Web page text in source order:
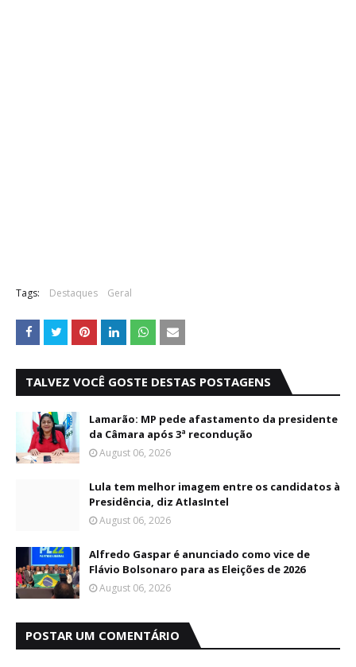
Tags: Destaques Geral
TALVEZ VOCÊ GOSTE DESTAS POSTAGENS
Lamarão: MP pede afastamento da presidente
da Câmara após 3ª recondução
August 06, 2026
Lula tem melhor imagem entre os candidatos à
Presidência, diz AtlasIntel
August 06, 2026
Alfredo Gaspar é anunciado como vice de
Flávio Bolsonaro para as Eleições de 2026
August 06, 2026
POSTAR UM COMENTÁRIO